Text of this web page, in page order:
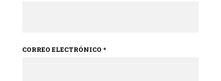
CORREO ELECTRÓNICO *